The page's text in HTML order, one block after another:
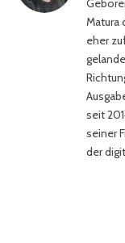
Matura
eher
seit
seiner
der